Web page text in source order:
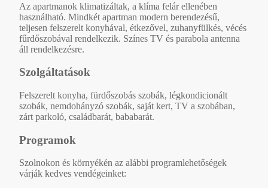
Az apartmanok klimatizáltak, a klíma felár ellenében
használható. Mindkét apartman modern berendezésű,
teljesen felszerelt konyhával, étkezővel, zuhanyfülkés, vécés
fűrdőszobával rendelkezik. Színes TV és parabola antenna
áll rendelkezésre.
Szolgáltatások
Felszerelt konyha, fürdőszobás szobák, légkondicionált
szobák, nemdohányzó szobák, saját kert, TV a szobában,
zárt parkoló, családbarát, bababarát.
Programok
Szolnokon és környékén az alábbi programlehetőségek
várják kedves vendégeinket: